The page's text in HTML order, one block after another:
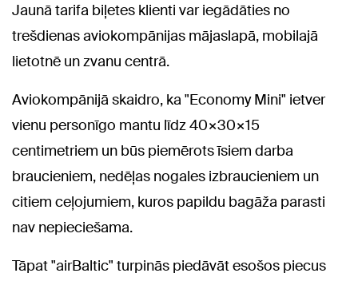
Jaunā tarifa biļetes klienti var iegādāties no
trešdienas aviokompānijas mājaslapā, mobilajā
lietotnē un zvanu centrā.
Aviokompānijā skaidro, ka "Economy Mini" ietver
vienu personīgo mantu līdz 40×30×15
centimetriem un būs piemērots īsiem darba
braucieniem, nedēļas nogales izbraucieniem un
citiem ceļojumiem, kuros papildu bagāža parasti
nav nepieciešama.
Tāpat "airBaltic" turpinās piedāvāt esošos piecus